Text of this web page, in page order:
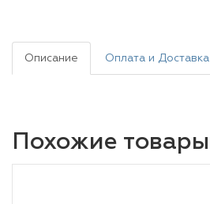
Описание Оплата и Доставка
Похожие товары